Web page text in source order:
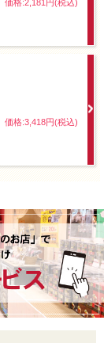
価格:2,181円(税込)
価格:3,418円(税込)